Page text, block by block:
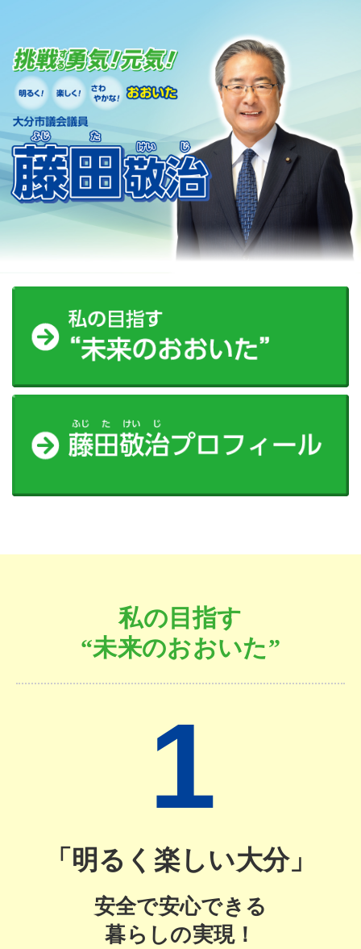
私の目指す
“未来のおおいた”
1
「明るく楽しい大分」
安全で安心できる
暮らしの実現！